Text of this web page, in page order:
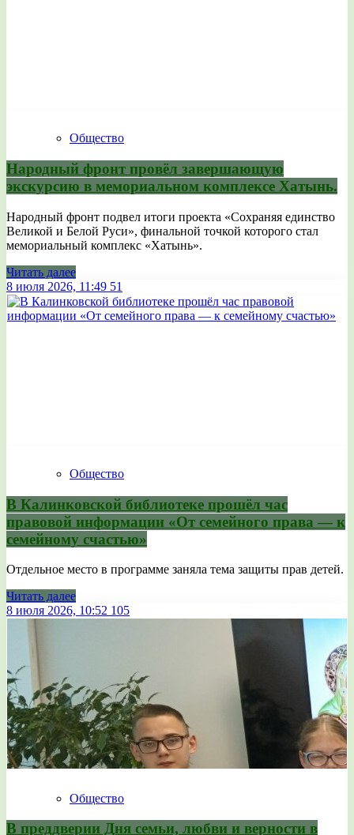
Общество
Народный фронт провёл завершающую
экскурсию в мемориальном комплексе Хатынь.
Народный фронт подвел итоги проекта «Сохраняя единство
Великой и Белой Руси», финальной точкой которого стал
мемориальный комплекс «Хатынь».
Читать далее
8 июля 2026, 11:49 51
Общество
В Калинковской библиотеке прошёл час
правовой информации «От семейного права — к
семейному счастью»
Отдельное место в программе заняла тема защиты прав детей.
Читать далее
8 июля 2026, 10:52 105
Общество
В преддверии Дня семьи, любви и верности в